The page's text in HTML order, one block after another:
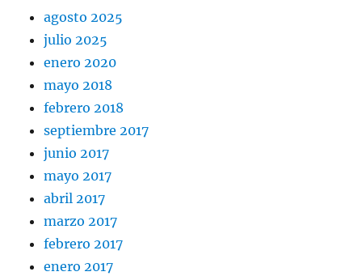
agosto 2025
julio 2025
enero 2020
mayo 2018
febrero 2018
septiembre 2017
junio 2017
mayo 2017
abril 2017
marzo 2017
febrero 2017
enero 2017